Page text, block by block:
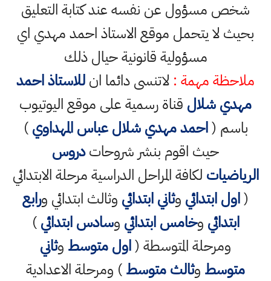
شخص مسؤول عن نفسه عند كتابة التعليق
بحيث لا يتحمل موقع الاستاذ احمد مهدي اي
مسؤولية قانونية حيال ذلك
ملاحظة مهمة : لاتنسى دائما انللاستاذ احمد
مهدي شلال قناة رسمية على موقع اليوتيوب
باسم (احمد مهدي شلال عباس المهداوي)
حيث اقوم بنشر شروحاتدروس
الرياضيات لكافة المراحل الدراسية مرحلة الابتدائي
(اول ابتدائي وثاني ابتدائي وثالث ابتدائي ورابع
ابتدائي وخامس ابتدائي وسادس ابتدائي)
ومرحلة المتوسطة (اول متوسط وثاني
متوسط وثالث متوسط) ومرحلة الاعدادية